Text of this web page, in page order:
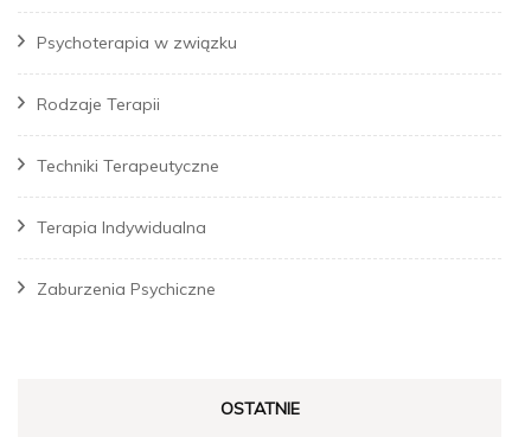
Psychoterapia w związku
Rodzaje Terapii
Techniki Terapeutyczne
Terapia Indywidualna
Zaburzenia Psychiczne
OSTATNIE